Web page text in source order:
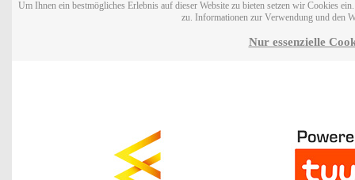
Um Ihnen ein bestmögliches Erlebnis auf dieser Website zu bieten setzen wir Cookies
zu. Informationen zur Verwendung und den
Nur essenzielle